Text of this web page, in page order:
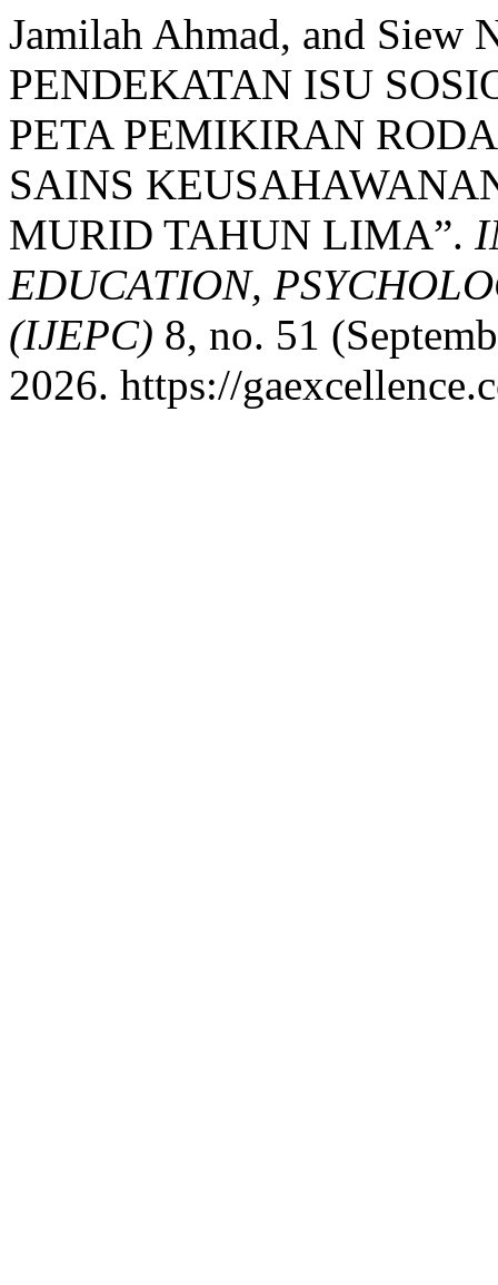
Jamilah Ahmad, and Siew
PENDEKATAN ISU
PETA PEMIKIRAN
SAINS
MURID TAHUN LIMA”.
EDUCATION,
(IJEPC) 8, no. 51
2026. https://